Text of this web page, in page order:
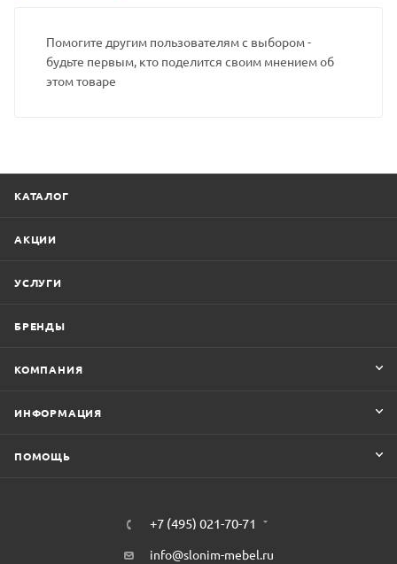
Помогите другим пользователям с выбором -
будьте первым, кто поделится своим мнением об
этом товаре
КАТАЛОГ
АКЦИИ
УСЛУГИ
БРЕНДЫ
КОМПАНИЯ
ИНФОРМАЦИЯ
ПОМОЩЬ
+7 (495) 021-70-71
info@slonim-mebel.ru